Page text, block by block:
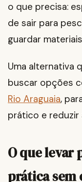
o que precisa:
de sair para
guardar
Uma alternativa
buscar opções
Rio Araguaia,
prático e
O que levar
prática sem